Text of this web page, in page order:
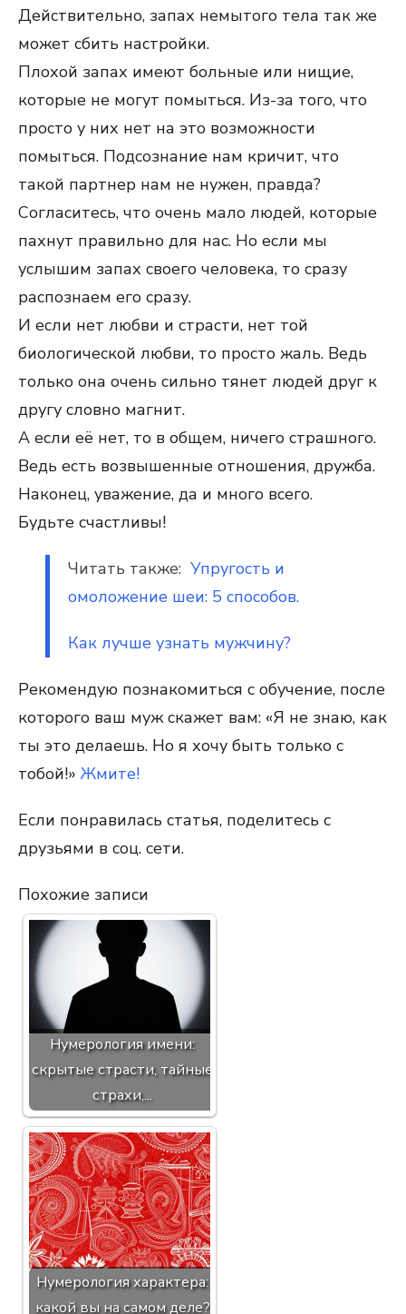
Действительно, запах немытого тела так же
может сбить настройки.
Плохой запах имеют больные или нищие,
которые не могут помыться. Из-за того, что
просто у них нет на это возможности
помыться. Подсознание нам кричит, что
такой партнер нам не нужен, правда?
Согласитесь, что очень мало людей, которые
пахнут правильно для нас. Но если мы
услышим запах своего человека, то сразу
распознаем его сразу.
И если нет любви и страсти, нет той
биологической любви, то просто жаль. Ведь
только она очень сильно тянет людей друг к
другу словно магнит.
А если её нет, то в общем, ничего страшного.
Ведь есть возвышенные отношения, дружба.
Наконец, уважение, да и много всего.
Будьте счастливы!
Читать также: Упругость и
омоложение шеи: 5 способов.
Как лучше узнать мужчину?
Рекомендую познакомиться с обучение, после
которого ваш муж скажет вам: «Я не знаю, как
ты это делаешь. Но я хочу быть только с
тобой!» Жмите!
Если понравилась статья, поделитесь с
друзьями в соц. сети.
Похожие записи
Нумерология имени:
скрытые страсти, тайные
страхи,...
Нумерология характера:
какой вы на самом деле?